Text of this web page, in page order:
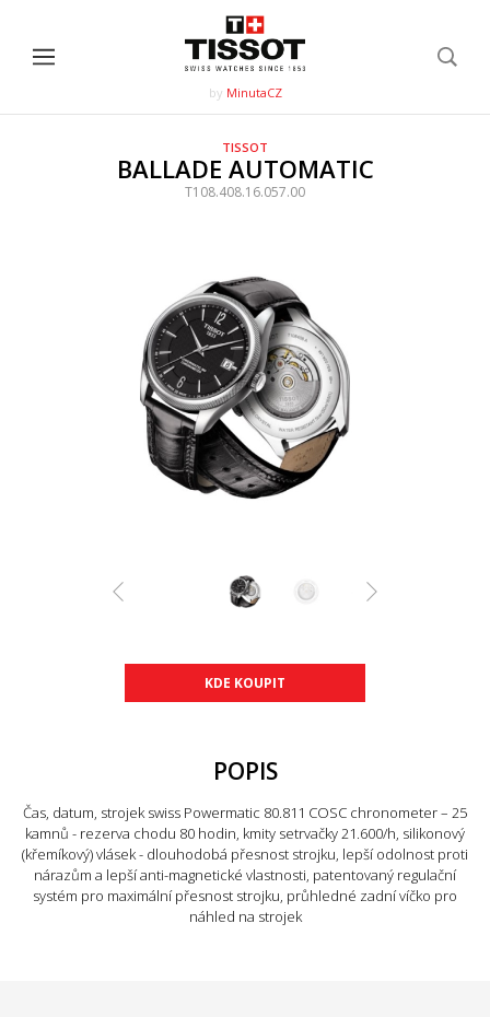
by MinutaCZ
TISSOT
BALLADE AUTOMATIC
T108.408.16.057.00
KDE KOUPIT
POPIS
Čas, datum, strojek swiss Powermatic 80.811 COSC chronometer – 25
kamnů - rezerva chodu 80 hodin, kmity setrvačky 21.600/h, silikonový
(křemíkový) vlásek - dlouhodobá přesnost strojku, lepší odolnost proti
nárazům a lepší anti-magnetické vlastnosti, patentovaný regulační
systém pro maximální přesnost strojku, průhledné zadní víčko pro
náhled na strojek